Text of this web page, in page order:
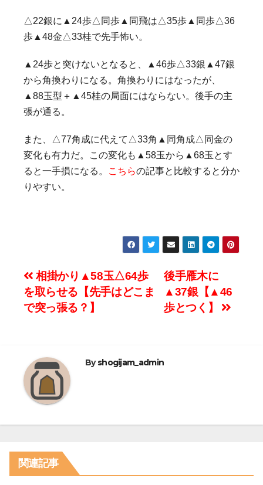
△22銀に▲24歩△同歩▲同飛は△35歩▲同歩△36
歩▲48金△33桂で先手怖い。
▲24歩と突けないとなると、▲46歩△33銀▲47銀
から角換わりになる。角換わりにはなったが、
▲88玉型＋▲45桂の局面にはならない。後手の主
張が通る。
また、△77角成に代えて△33角▲同角成△同金の
変化も有力だ。この変化も▲58玉から▲68玉とす
ると一手損になる。
こちらの記事と比較すると分か
りやすい。
投
稿
ビ
ゲ
ー
シ
ョ
ン
後手雁木に
▲37銀【▲46
歩とつく】
相掛かり▲58玉△64歩
を取らせる【先手はどこま
で突っ張る？】
Byshogijam_admin
関連記事